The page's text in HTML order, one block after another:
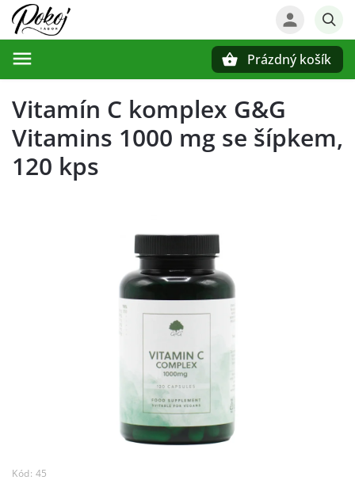
Prázdný košík
Vitamín C komplex G&G
Vitamins 1000 mg se šípkem,
120 kps
Kód: 45